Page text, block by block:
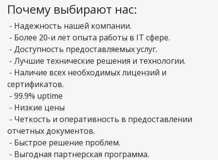
Почему выбирают нас:
- Надежность нашей компании.
- Более 20-и лет опыта работы в IT сфере.
- Доступность предоставляемых услуг.
- Лучшие технические решения и технологии.
- Наличие всех необходимых лицензий и
сертификатов.
- 99.9% uptime
- Низкие цены
- Четкость и оперативность в предоставлении
отчетных документов.
- Быстрое решение проблем.
- Выгодная партнерская программа.